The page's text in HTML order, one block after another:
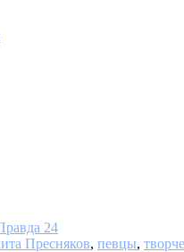
24
Пресняков, певцы,